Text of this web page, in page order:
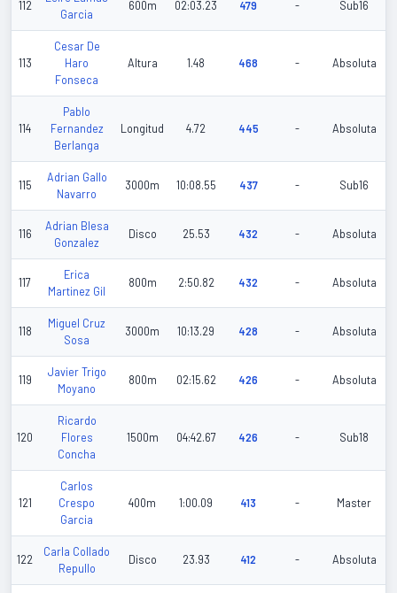
112
Garcia
600m 02:03.23 479 - Sub16
113
Cesar De
Haro
Fonseca
Altura 1.48 468 - Absoluta
114
Pablo
Fernandez
Berlanga
Longitud 4.72 445 - Absoluta
115
Adrian Gallo
Navarro
3000m 10:08.55 437 - Sub16
116
Adrian Blesa
Gonzalez
Disco 25.53 432 - Absoluta
117
Erica
Martinez Gil
800m 2:50.82 432 - Absoluta
118
Miguel Cruz
Sosa
3000m 10:13.29 428 - Absoluta
119
Javier Trigo
Moyano
800m 02:15.62 426 - Absoluta
120
Ricardo
Flores
Concha
1500m 04:42.67 426 - Sub18
121
Carlos
Crespo
Garcia
400m 1:00.09 413 - Master
122
Carla Collado
Repullo
Disco 23.93 412 - Absoluta